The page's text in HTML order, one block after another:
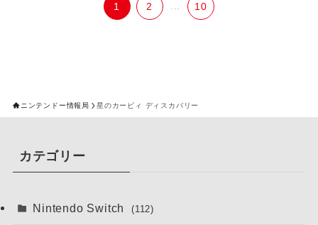
1 2 ... 10
ニンテンドー情報局 星のカービィ ディスカバリー
カテゴリー
Nintendo Switch (112)